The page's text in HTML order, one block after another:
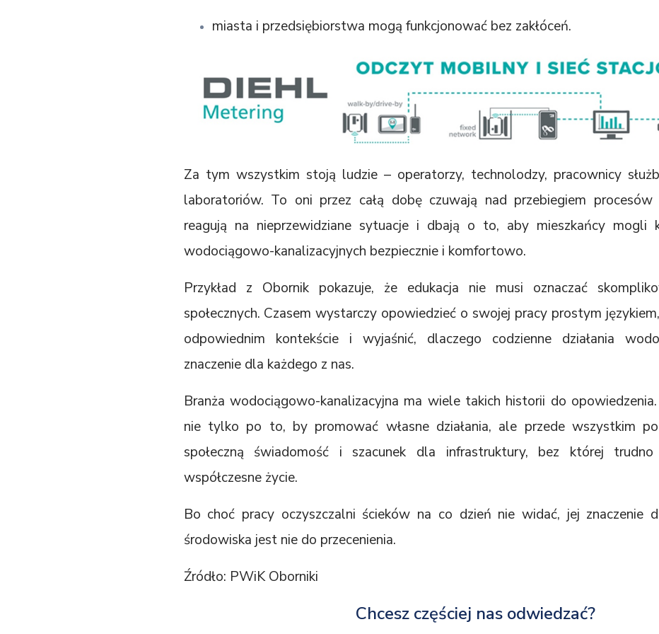
miasta i przedsiębiorstwa mogą funkcjonować bez zakłóceń.
Za tym wszystkim stoją ludzie – operatorzy, technolodzy, pracownicy
laboratoriów. To oni przez całą dobę czuwają nad przebiegiem procesów
reagują na nieprzewidziane sytuacje i dbają o to, aby mieszkańcy mogli
wodociągowo-kanalizacyjnych bezpiecznie i komfortowo.
Przykład z Obornik pokazuje, że edukacja nie musi oznaczać
społecznych. Czasem wystarczy opowiedzieć o swojej pracy prostym
odpowiednim kontekście i wyjaśnić, dlaczego codzienne działania
znaczenie dla każdego z nas.
Branża wodociągowo-kanalizacyjna ma wiele takich historii do
nie tylko po to, by promować własne działania, ale przede wszystkim
społeczną świadomość i szacunek dla infrastruktury, bez której
współczesne życie.
Bo choć pracy oczyszczalni ścieków na co dzień nie widać, jej znaczenie
środowiska jest nie do przecenienia.
Źródło: PWiK Oborniki
Chcesz częściej nas odwiedzać?